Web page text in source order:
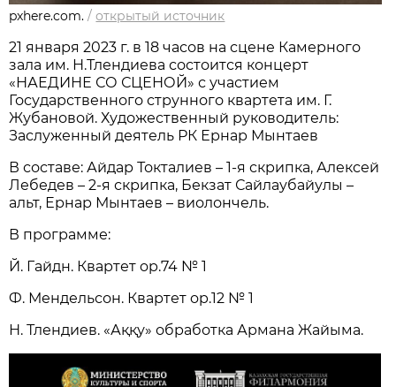
pxhere.com. /открытый источник
21 января 2023 г. в 18 часов на сцене Камерного
зала им. Н.Тлендиева состоится концерт
«НАЕДИНЕ СО СЦЕНОЙ» с участием
Государственного струнного квартета им. Г.
Жубановой. Художественный руководитель:
Заслуженный деятель РК Ернар Мынтаев
В составе: Айдар Токталиев – 1-я скрипка, Алексей
Лебедев – 2-я скрипка, Бекзат Сайлаубайулы –
альт, Ернар Мынтаев – виолончель.
В программе:
Й. Гайдн. Квартет op.74 № 1
Ф. Мендельсон. Квартет op.12 № 1
Н. Тлендиев. «Аққу» обработка Армана Жайыма.